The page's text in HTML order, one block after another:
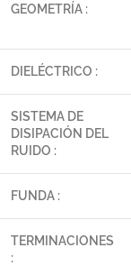
GEOMETRÍA :
DIELÉCTRICO :
SISTEMA DE
DISIPACIÓN DEL
RUIDO :
FUNDA :
TERMINACIONES
: